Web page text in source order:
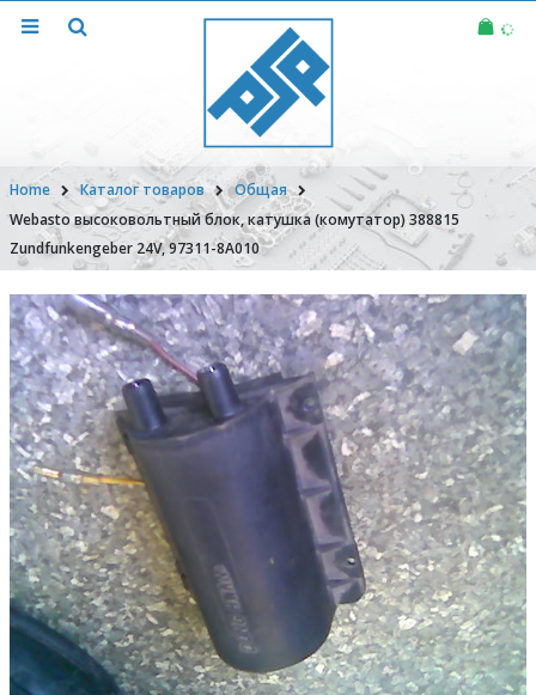
Home Каталог товаров
Общая
Webasto высоковольтный блок, катушка (комутатор) 388815
Zundfunkengeber 24V, 97311-8A010